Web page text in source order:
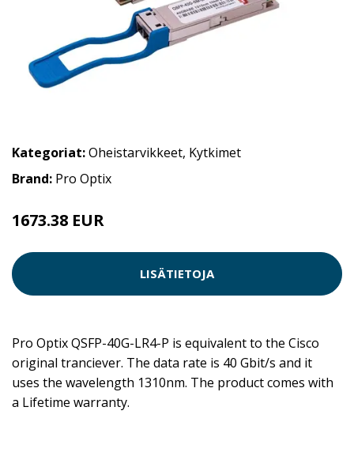
Kategoriat:Oheistarvikkeet, Kytkimet
Brand: Pro Optix
1673.38 EUR
LISÄTIETOJA
Pro Optix QSFP-40G-LR4-P is equivalent to the Cisco
original tranciever. The data rate is 40 Gbit/s and it
uses the wavelength 1310nm. The product comes with
a Lifetime warranty.